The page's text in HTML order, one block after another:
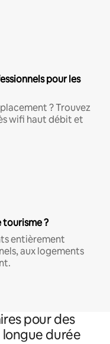
pour les
? Trouvez
wifi haut débit et
tourisme ?
entièrement
aux logements
pour des
durée